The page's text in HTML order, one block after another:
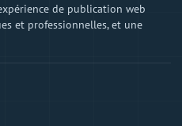
de publication web
et professionnelles, et une